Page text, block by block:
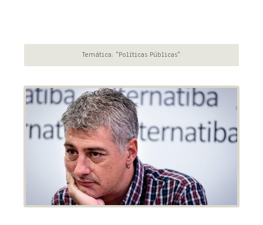
Temática: "Políticas Públicas"